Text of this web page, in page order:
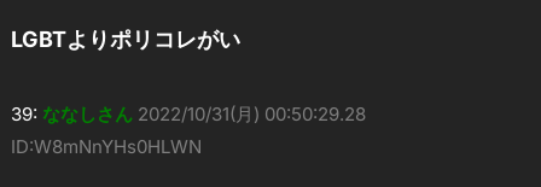
LGBTよりポリコレがい
39: ななしさん 2022/10/31(月) 00:50:29.28
ID:W8mNnYHs0HLWN